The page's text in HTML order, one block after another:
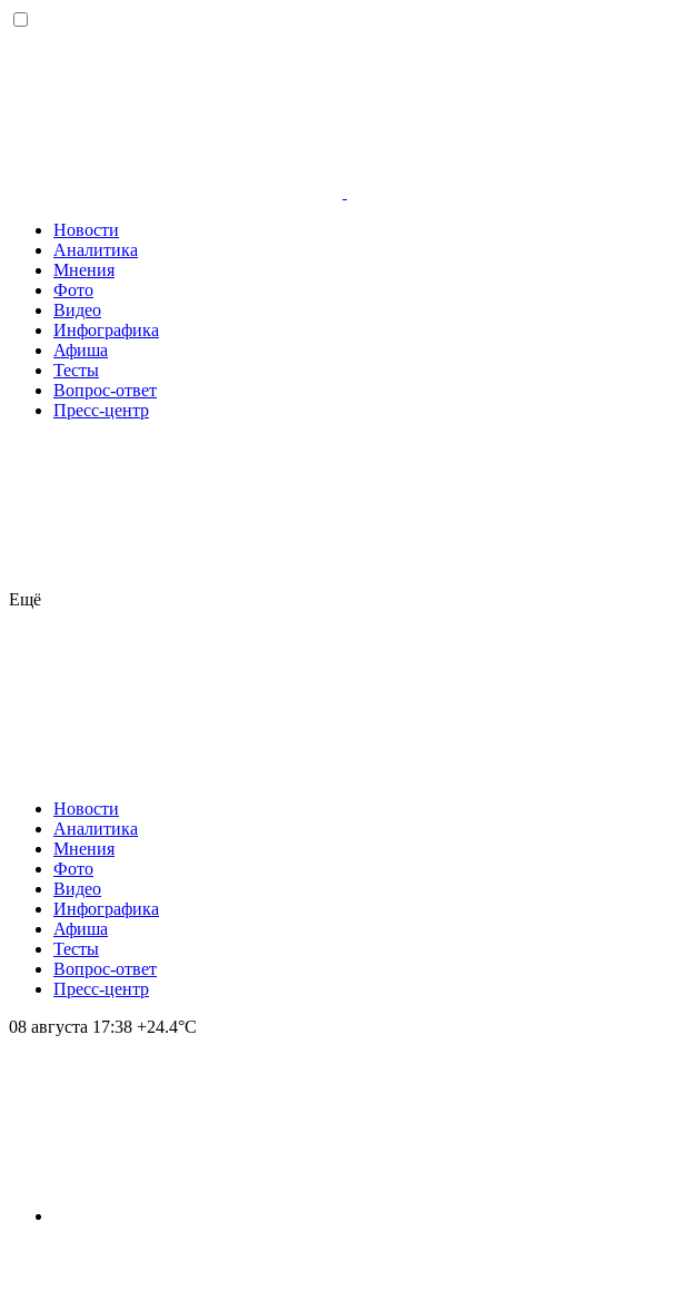
Новости
Аналитика
Мнения
Фото
Видео
Инфографика
Афиша
Тесты
Вопрос-ответ
Пресс-центр
Ещё
Новости
Аналитика
Мнения
Фото
Видео
Инфографика
Афиша
Тесты
Вопрос-ответ
Пресс-центр
08 августа 17:38 +24.4°С